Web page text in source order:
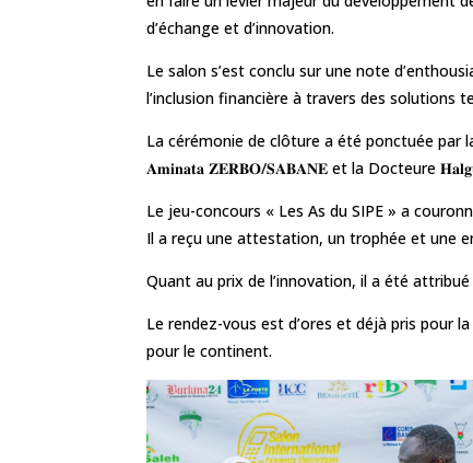
d’échange et d’innovation.
Le salon s’est conclu sur une note
l’inclusion financière à travers des solutions
La cérémonie de clôture a été ponctuée
𝐀𝐦𝐢𝐧𝐚𝐭𝐚 𝐙𝐄𝐑𝐁𝐎/𝐒𝐀𝐁𝐀𝐍𝐄 et la Docteure
Le jeu-concours « Les As du SIPE » a
Il a reçu une attestation, un trophée et une
Quant au prix de l’innovation, il a été
Le rendez-vous est d’ores et déjà pris pour
pour le continent.